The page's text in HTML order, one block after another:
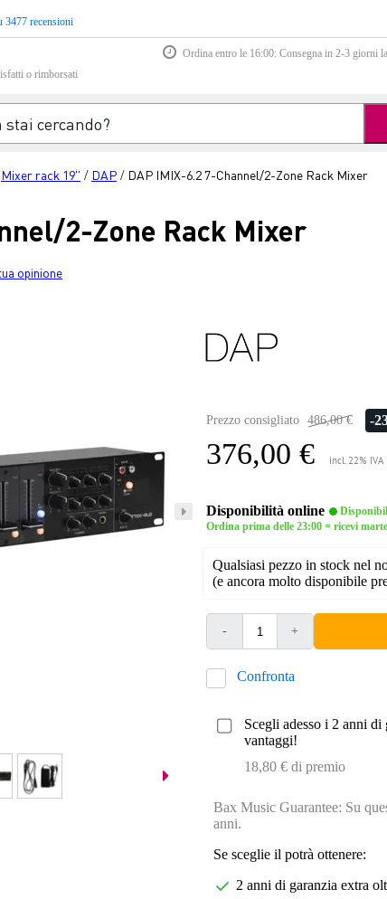
3477 recensioni
Ordina entro le 16:00: Consegna in 2-3 giorni
o rimborsati
Mixer rack 19'' / DAP / DAP IMIX-6.2 7-Channel/2-Zone Rack Mixer
2-Zone Rack Mixer
opinione
Prezzo consigliato 486,00 € -
376,00 € incl. 22% IVA
Disponibilità online
Ordina prima delle 23:00 = ricevi
Qualsiasi pezzo in stock nel
(e ancora molto disponibile
- +
Confronta
Scegli adesso i 2 anni
vantaggi!
18,80 € di premio
Bax Music Guarantee: Su
anni.
Se sceglie il potrà ottenere:
2 anni di garanzia extra